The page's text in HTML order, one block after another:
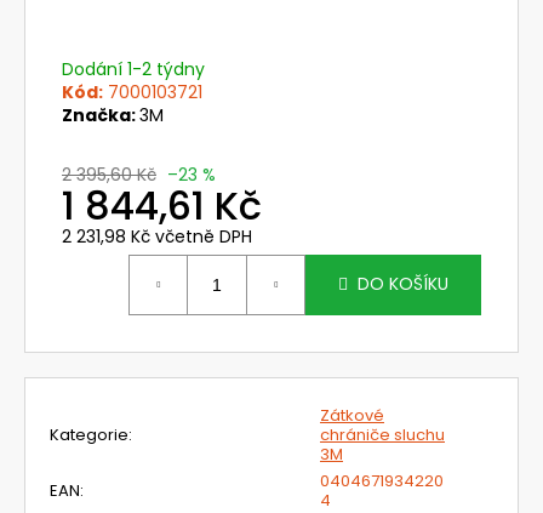
Dodání 1-2 týdny
Kód: 7000103721
Značka:3M
2 395,60 Kč –23 %
1 844,61 Kč
2 231,98 Kč včetně DPH
DO KOŠÍKU
Kategorie:
Zátkové
chrániče sluchu
3M
EAN:
0404671934220
4
704100X
OCHRANNÁ
PŘILBA
S
ROZVODEM
POLYKARBONÁTOVÝM
ZORNÍKEM
SYSTÉMY